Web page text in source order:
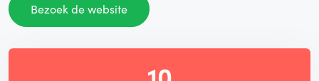
Bezoek de website